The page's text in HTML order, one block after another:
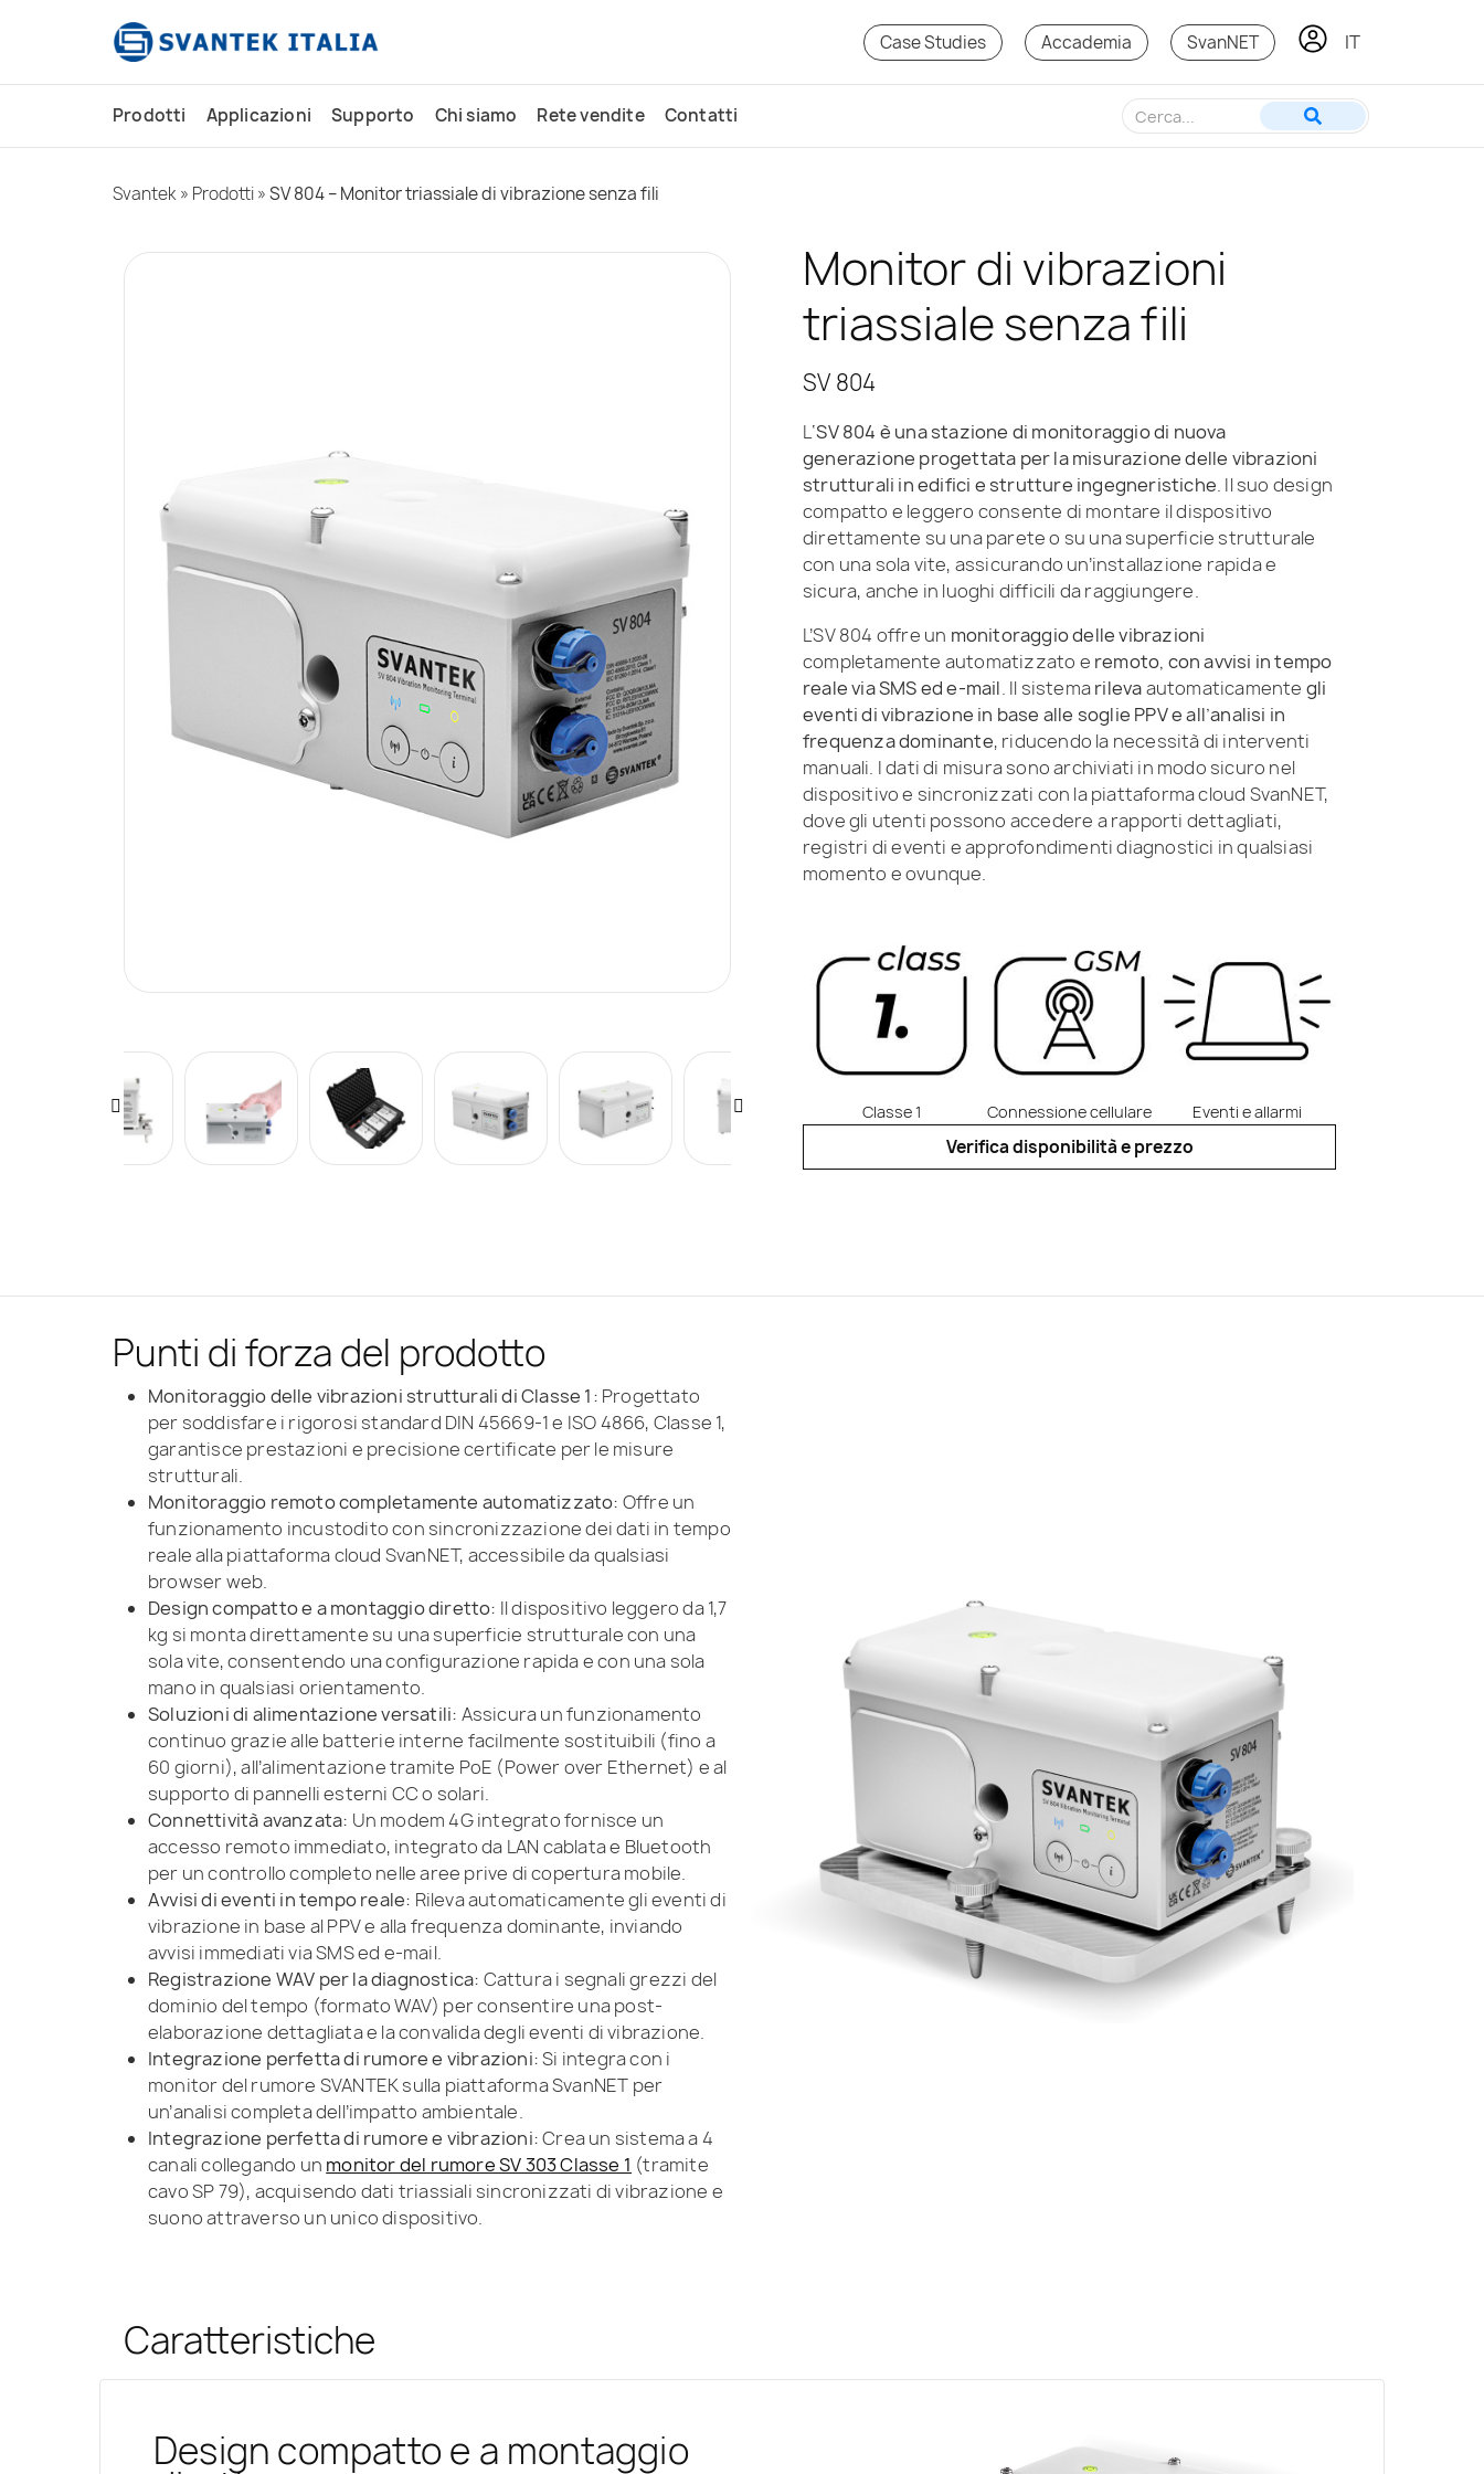
Case Studies Accademia SvanNET IT
KO
Prodotti Applicazioni Supporto Chi siamo Rete vendite Contatti
Svantek» Prodotti»SV 804 – Monitor triassiale di vibrazione senza fili
Monitor di vibrazioni
triassiale senza fili
SV 804
L‘SV 804 è una stazione di monitoraggio di nuova
generazione progettata per la misurazione delle vibrazioni
strutturali in edifici e strutture ingegneristiche. Il suo design
compatto e leggero consente di montare il dispositivo
direttamente su una parete o su una superficie strutturale
con una sola vite, assicurando un’installazione rapida e
sicura, anche in luoghi difficili da raggiungere.
L’SV 804 offre un monitoraggio delle vibrazioni
completamente automatizzato e remoto, con avvisi in tempo
reale via SMS ed e-mail. Il sistemarilevaautomaticamente gli
eventi di vibrazione in base alle soglie PPV e all’analisi in
frequenza dominante, riducendo la necessità di interventi
manuali. I dati di misura sono archiviati in modo sicuro nel
dispositivo e sincronizzati con la piattaforma cloud SvanNET,
dove gli utenti possono accedere a rapporti dettagliati,
registri di eventi e approfondimenti diagnostici in qualsiasi
momento e ovunque.
Classe 1 Connessione cellulare Eventi e allarmi
Verifica disponibilità e prezzo
Punti di forza del prodotto
Monitoraggio delle vibrazioni strutturali di Classe 1: Progettato
per soddisfare i rigorosi standard DIN 45669-1 e ISO 4866, Classe 1,
garantisce prestazioni e precisione certificate per le misure
strutturali.
Monitoraggio remoto completamente automatizzato: Offre un
funzionamento incustodito con sincronizzazione dei dati in tempo
reale alla piattaforma cloud SvanNET, accessibile da qualsiasi
browser web.
Design compatto e a montaggio diretto: Il dispositivo leggero da 1,7
kg si monta direttamente su una superficie strutturale con una
sola vite, consentendo una configurazione rapida e con una sola
mano in qualsiasi orientamento.
Soluzioni di alimentazione versatili: Assicura un funzionamento
continuo grazie alle batterie interne facilmente sostituibili (fino a
60 giorni), all’alimentazione tramite PoE (Power over Ethernet) e al
supporto di pannelli esterni CC o solari.
Connettività avanzata: Un modem 4G integrato fornisce un
accesso remoto immediato, integrato da LAN cablata e Bluetooth
per un controllo completo nelle aree prive di copertura mobile.
Avvisi di eventi in tempo reale: Rileva automaticamente gli eventi di
vibrazione in base al PPV e alla frequenza dominante, inviando
avvisi immediati via SMS ed e-mail.
Registrazione WAV per la diagnostica: Cattura i segnali grezzi del
dominio del tempo (formato WAV) per consentire una post-
elaborazione dettagliata e la convalida degli eventi di vibrazione.
Integrazione perfetta di rumore e vibrazioni:Si integra con i
monitor del rumore SVANTEK sulla piattaforma SvanNET per
un’analisi completa dell’impatto ambientale.
Integrazione perfetta di rumore e vibrazioni:Crea un sistema a 4
canali collegando un monitor del rumore SV 303 Classe 1 (tramite
cavo SP 79), acquisendo dati triassiali sincronizzati di vibrazione e
suono attraverso un unico dispositivo.
Caratteristiche
Design compatto e a montaggio
Monitoraggio automatizzato del
Funzionamento autonomo a lungo
Connettività avanzata
Classe 1 Precisione e diagnostica
Monitoraggio combinato di